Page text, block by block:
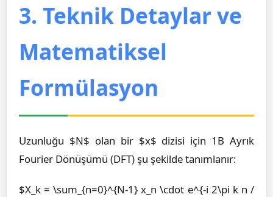
3. Teknik Detaylar ve
Matematiksel
Formülasyon
Uzunluğu $N$ olan bir $x$ dizisi için 1B Ayrık
Fourier Dönüşümü (DFT) şu şekilde tanımlanır:
$X_k = \sum_{n=0}^{N-1} x_n \cdot e^{-i 2\pi k n /